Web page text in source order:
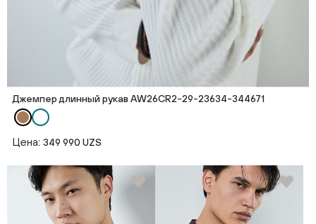
Джемпер длинный рукав AW26CR2-29-23634-344671
Цена: 349 990 UZS